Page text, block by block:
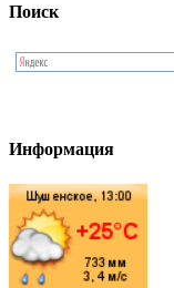
Поиск
Информация